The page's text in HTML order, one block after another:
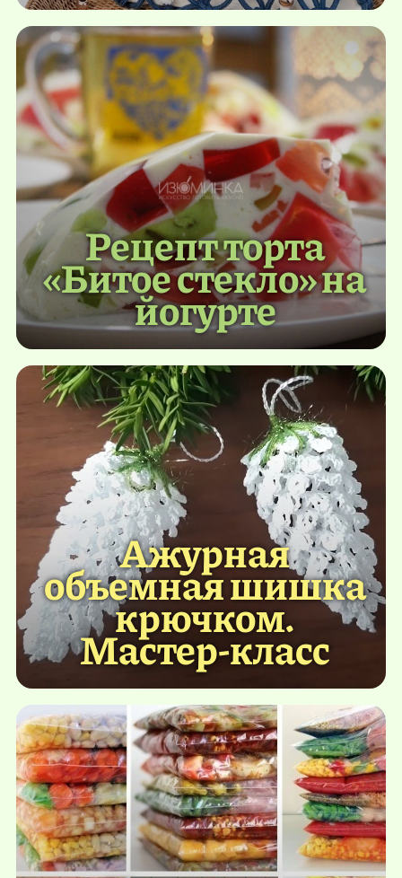
Рецепт торта
«Битое стекло» на
йогурте
Ажурная
объемная шишка
крючком.
Мастер-класс